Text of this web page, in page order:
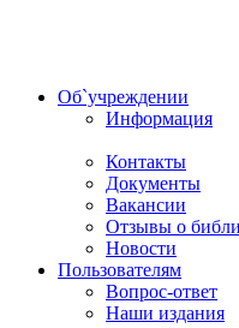
Об`учреждении
Информация
Контакты
Документы
Вакансии
Отзывы о
Новости
Пользователям
Вопрос-ответ
Наши издания